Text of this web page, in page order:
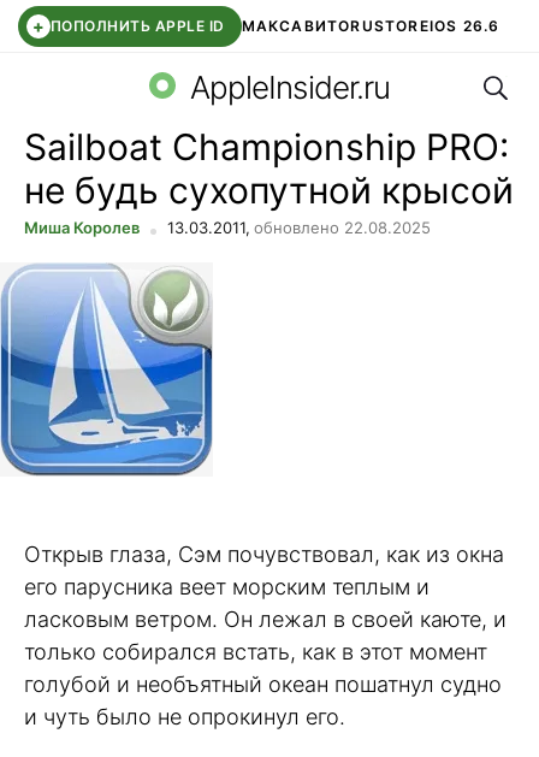
+ ПОПОЛНИТЬ APPLE ID МАКСАВИТОRUSTOREIOS 26.6
СБЕР КИДС ВТБ ОНЛАЙН ЧАТ В ROBLOX
AppleInsider.ru
Sailboat Championship PRO:
не будь сухопутной крысой
Миша Королев 13.03.2011, обновлено 22.08.2025
Открыв глаза, Сэм почувствовал, как из окна
его парусника веет морским теплым и
ласковым ветром. Он лежал в своей каюте, и
только собирался встать, как в этот момент
голубой и необъятный океан пошатнул судно
и чуть было не опрокинул его.